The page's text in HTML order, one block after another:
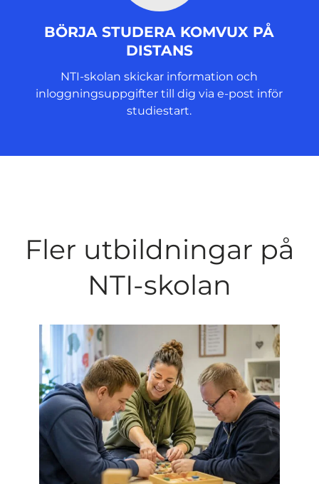
BÖRJA STUDERA KOMVUX PÅ
DISTANS
NTI-skolan skickar information och
inloggningsuppgifter till dig via e-post inför
studiestart.
Fler utbildningar på
NTI-skolan